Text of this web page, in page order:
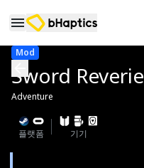
Mod
Sword Reverie
Adventure
플랫폼 기기